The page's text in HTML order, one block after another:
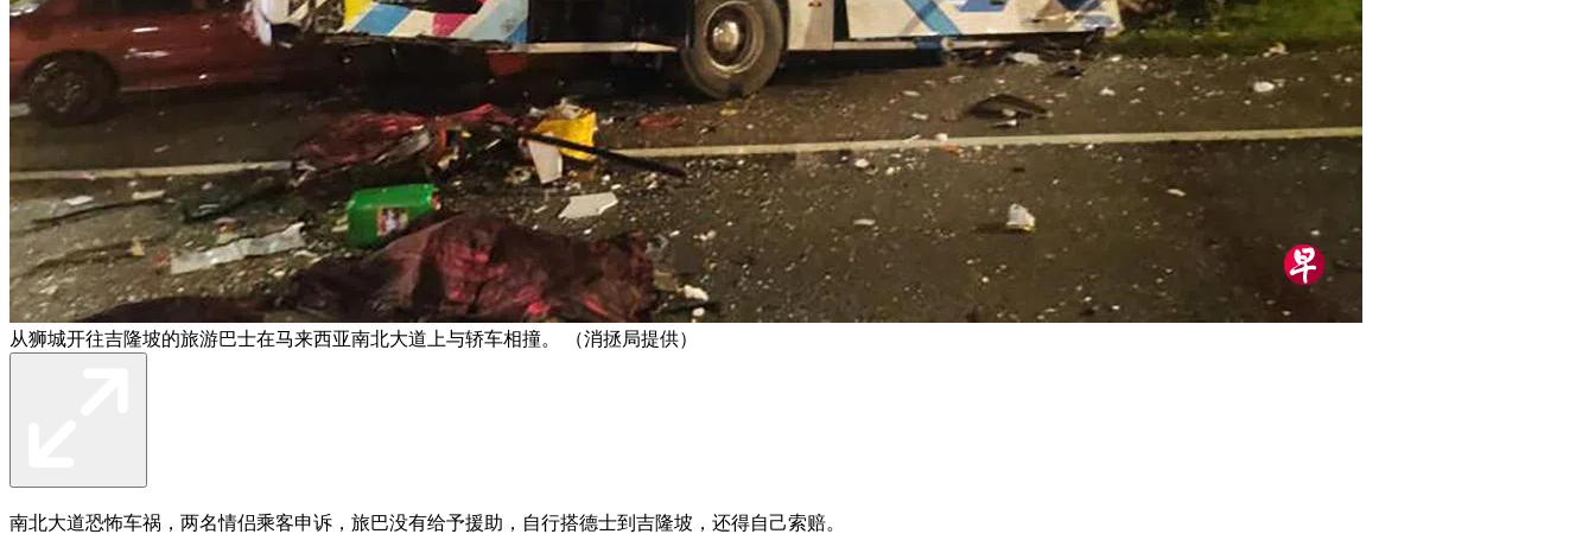
从狮城开往吉隆坡的旅游巴士在马来西亚南北大道上与轿车相撞。 （消拯局提供）
南北大道恐怖车祸，两名情侣乘客申诉，旅巴没有给予援助，自行搭德士到吉隆坡，还得自己索赔。